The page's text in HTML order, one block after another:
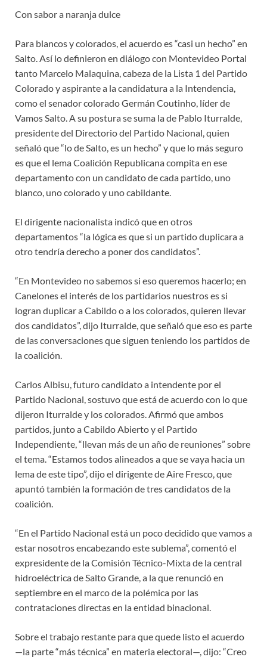
Con sabor a naranja dulce
Para blancos y colorados, el acuerdo es “casi un hecho” en
Salto. Así lo definieron en diálogo con Montevideo Portal
tanto Marcelo Malaquina, cabeza de la Lista 1 del Partido
Colorado y aspirante a la candidatura a la Intendencia,
como el senador colorado Germán Coutinho, líder de
Vamos Salto. A su postura se suma la de Pablo Iturralde,
presidente del Directorio del Partido Nacional, quien
señaló que “lo de Salto, es un hecho” y que lo más seguro
es que el lema Coalición Republicana compita en ese
departamento con un candidato de cada partido, uno
blanco, uno colorado y uno cabildante.
El dirigente nacionalista indicó que en otros
departamentos “la lógica es que si un partido duplicara a
otro tendría derecho a poner dos candidatos”.
“En Montevideo no sabemos si eso queremos hacerlo; en
Canelones el interés de los partidarios nuestros es si
logran duplicar a Cabildo o a los colorados, quieren llevar
dos candidatos”, dijo Iturralde, que señaló que eso es parte
de las conversaciones que siguen teniendo los partidos de
la coalición.
Carlos Albisu, futuro candidato a intendente por el
Partido Nacional, sostuvo que está de acuerdo con lo que
dijeron Iturralde y los colorados. Afirmó que ambos
partidos, junto a Cabildo Abierto y el Partido
Independiente, “llevan más de un año de reuniones” sobre
el tema. “Estamos todos alineados a que se vaya hacia un
lema de este tipo”, dijo el dirigente de Aire Fresco, que
apuntó también la formación de tres candidatos de la
coalición.
“En el Partido Nacional está un poco decidido que vamos a
estar nosotros encabezando este sublema”, comentó el
expresidente de la Comisión Técnico-Mixta de la central
hidroeléctrica de Salto Grande, a la que renunció en
septiembre en el marco de la polémica por las
contrataciones directas en la entidad binacional.
Sobre el trabajo restante para que quede listo el acuerdo
—la parte “más técnica” en materia electoral—, dijo: “Creo